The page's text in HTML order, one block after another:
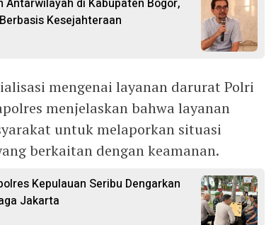
Kesejahteraan
mengenai layanan darurat Polri
menjelaskan bahwa layanan
untuk melaporkan situasi
berkaitan dengan keamanan.
Kepulauan Seribu Dengarkan
Jakarta